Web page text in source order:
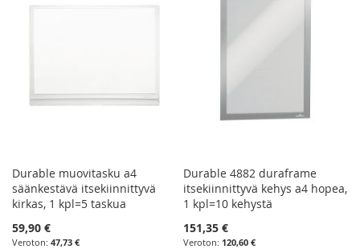
Durable muovitasku a4
säänkestävä itsekiinnittyvä
kirkas, 1 kpl=5 taskua
59,90 €
47,73 €
Durable 4882 duraframe
itsekiinnittyvä kehys a4 hopea,
1 kpl=10 kehystä
151,35 €
120,60 €